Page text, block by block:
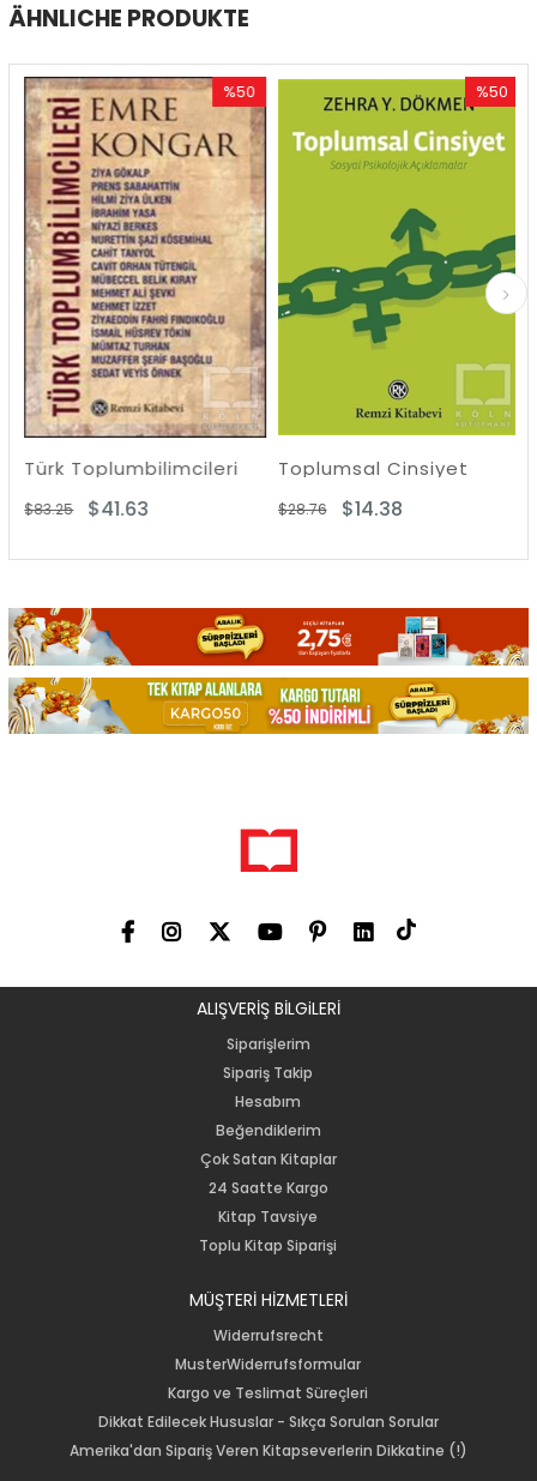
ÄHNLICHE PRODUKTE
Toplumbilimcileri
$41.63
%50
Rabatt
%50Rabatt
Toplumsal Cinsiyet
$14.38
$28.76
%50
%50Rabatt
ALIŞVERİŞ BİLGiLERİ
Siparişlerim
Sipariş Takip
Hesabım
Beğendiklerim
Çok Satan Kitaplar
24 Saatte Kargo
Kitap Tavsiye
Toplu Kitap Siparişi
MÜŞTERİ HİZMETLERİ
Widerrufsrecht
MusterWiderrufsformular
Kargo ve Teslimat Süreçleri
Dikkat Edilecek Hususlar - Sıkça Sorulan Sorular
Amerika'dan Sipariş Veren Kitapseverlerin Dikkatine (!)